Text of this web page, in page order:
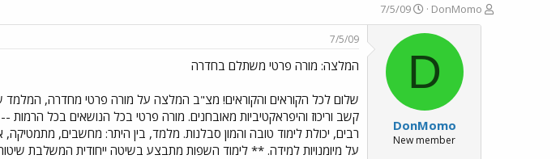
פ
ו
DonMomo
פ
ו
ר
א
ר
י
7/5/09
D
DonMomo
New member
7/5/09
המלצה: מורה פרטי משתלם בחדרה
שלום לכל הקוראים והקוראים! מצ"ב המלצה על מורה פרטי מחדרה, המלמד
רבים, יכולת לימוד טובה והמון סבלנות. מלמד, בין היתר: מחשבים,
על מיומנויות למידה. ** לימוד השפות מתבצע בשיטה ייחודית המשלבת